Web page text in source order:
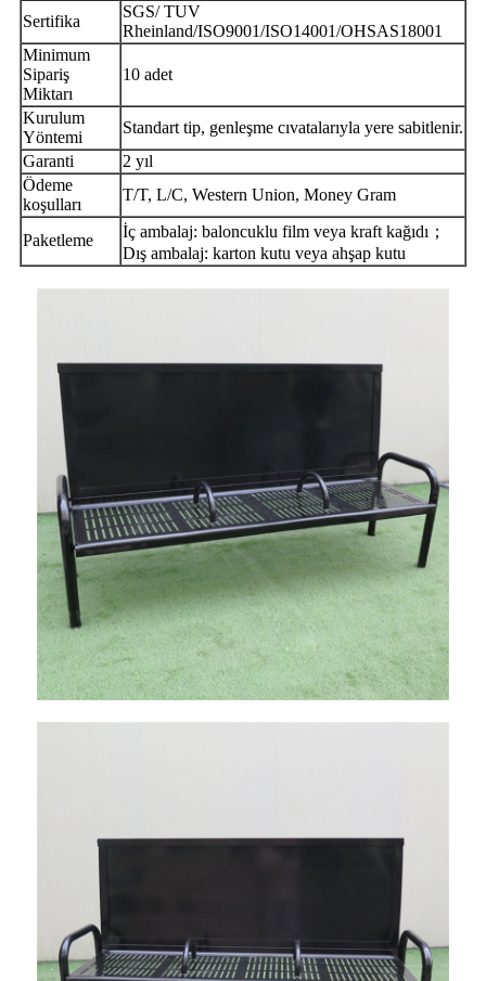
Sertifika
SGS/ TUV
Rheinland/ISO9001/ISO14001/OHSAS18001
Minimum
Sipariş
Miktarı
10 adet
Kurulum
Yöntemi
Standart tip, genleşme cıvatalarıyla yere sabitlenir.
Garanti
2 yıl
Ödeme
koşulları
T/T, L/C, Western Union, Money Gram
Paketleme İç ambalaj: baloncuklu film veya kraft kağıdı ；
Dış ambalaj: karton kutu veya ahşap kutu